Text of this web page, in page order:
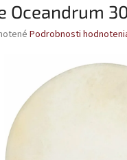
Oceandrum
Podrobnosti